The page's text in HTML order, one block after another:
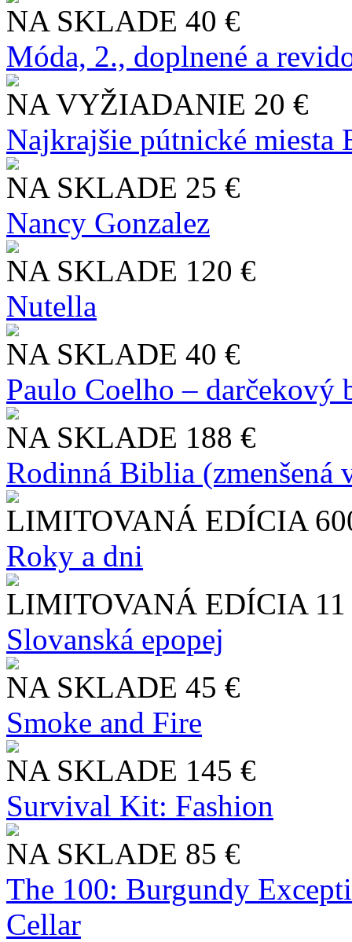
NA SKLADE 40 €
Móda, 2., doplnené a
NA VYŽIADANIE 20 €
Najkrajšie pútnické miesta
NA SKLADE 25 €
Nancy Gonzalez
NA SKLADE 120 €
Nutella
NA SKLADE 40 €
Paulo Coelho – darčekový
NA SKLADE 188 €
Rodinná Biblia (zmenšená
LIMITOVANÁ EDÍCIA
Roky a dni
LIMITOVANÁ EDÍCIA
Slo​vanská epopej
NA SKLADE 45 €
Smoke and Fire
NA SKLADE 145 €
Survival Kit: Fashion
NA SKLADE 85 €
The 100: Burgundy
Cellar